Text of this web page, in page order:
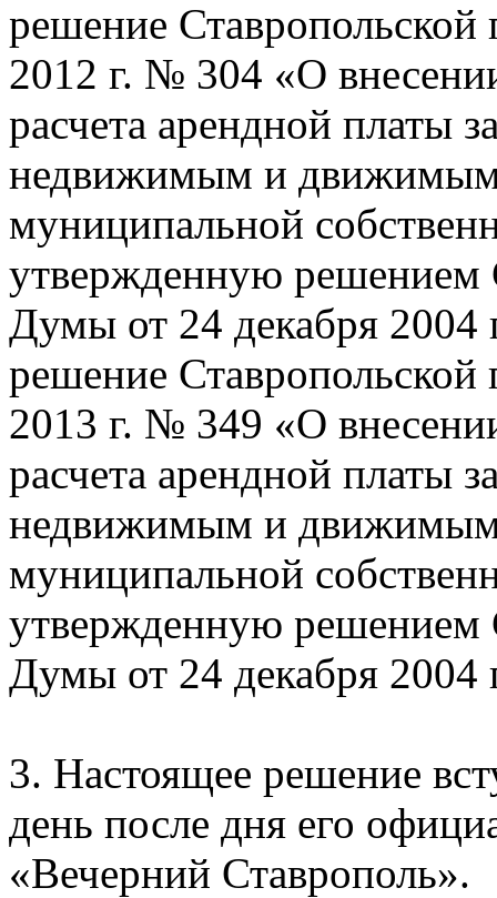
решение
2012 г. № 304 «О
расчета арендной платы
недвижимым и
муниципальной
утвержденную решением
Думы от 24 декабря
решение
2013 г. № 349 «О
расчета арендной платы
недвижимым и
муниципальной
утвержденную решением
Думы от 24 декабря
3. Настоящее решение
день после дня его
«Вечерний Ставрополь».